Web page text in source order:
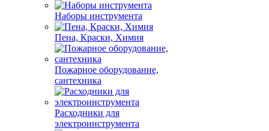
Наборы инструмента
Пена, Краски, Химия
Пожарное оборудование,
сантехника
Расходники для
электроинструмента